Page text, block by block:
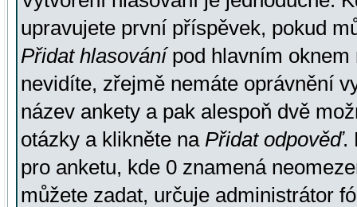
upravujete první příspěvek, pokud
Přidat hlasovánípod hlavním oknem
nevidíte, zřejmě nemáte oprávnění
název ankety a pak alespoň dvě
otázky a klikněte na Přidat odpověď.
pro anketu, kde 0 znamená
můžete zadat, určuje administrátor